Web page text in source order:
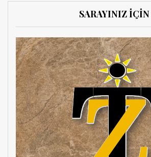
SARAYINIZ İÇİN